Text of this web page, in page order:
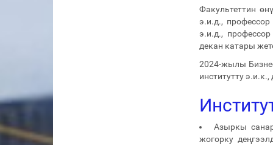
Факультеттин
э.и.д.,
э.и.д.,
декан катары
2024-жылы
институтту
Азыркы
жогорку